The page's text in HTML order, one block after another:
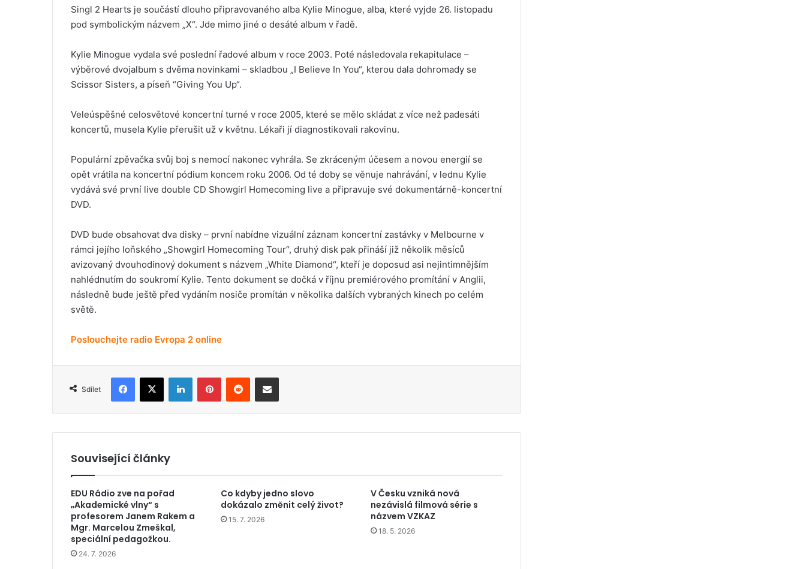
Singl 2 Hearts je součástí dlouho připravovaného alba Kylie Minogue, alba, které vyjde 26. listopadu
pod symbolickým názvem „X“. Jde mimo jiné o desáté album v řadě.
Kylie Minogue vydala své poslední řadové album v roce 2003. Poté následovala rekapitulace –
výběrové dvojalbum s dvěma novinkami – skladbou „I Believe In You“, kterou dala dohromady se
Scissor Sisters, a píseň “Giving You Up“.
Veleúspěšné celosvětové koncertní turné v roce 2005, které se mělo skládat z více než padesáti
koncertů, musela Kylie přerušit už v květnu. Lékaři jí diagnostikovali rakovinu.
Populární zpěvačka svůj boj s nemocí nakonec vyhrála. Se zkráceným účesem a novou energií se
opět vrátila na koncertní pódium koncem roku 2006. Od té doby se věnuje nahrávání, v lednu Kylie
vydává své první live double CD Showgirl Homecoming live a připravuje své dokumentárně-koncertní
DVD.
DVD bude obsahovat dva disky – první nabídne vizuální záznam koncertní zastávky v Melbourne v
rámci jejího loňského „Showgirl Homecoming Tour“, druhý disk pak přináší již několik měsíců
avizovaný dvouhodinový dokument s názvem „White Diamond“, kteří je doposud asi nejintimnějším
nahlédnutím do soukromí Kylie. Tento dokument se dočká v říjnu premiérového promítání v Anglii,
následně bude ještě před vydáním nosiče promítán v několika dalších vybraných kinech po celém
světě.
Poslouchejte radio Evropa 2 online
Sdílet
Související články
EDU Rádio zve na pořad
„Akademické vlny“ s
profesorem Janem Rakem a
Mgr. Marcelou Zmeškal,
speciální pedagožkou.
24. 7. 2026
Co kdyby jedno slovo
dokázalo změnit celý život?
15. 7. 2026
V Česku vzniká nová
nezávislá filmová série s
názvem VZKAZ
18. 5. 2026